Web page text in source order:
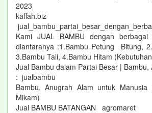
2023
kaffah.biz
Kami JUAL BAMBU dengan
diantaranya :1.Bambu Petung Bitung,
3.Bambu Tali, 4.Bambu Hitam (Kebutuhan
Jual Bambu dalam Partai Besar | Bambu,
: jualbambu
Bambu, Anugrah Alam untuk Manusia
Mikam)
Jual BAMBU BATANGAN agromaret